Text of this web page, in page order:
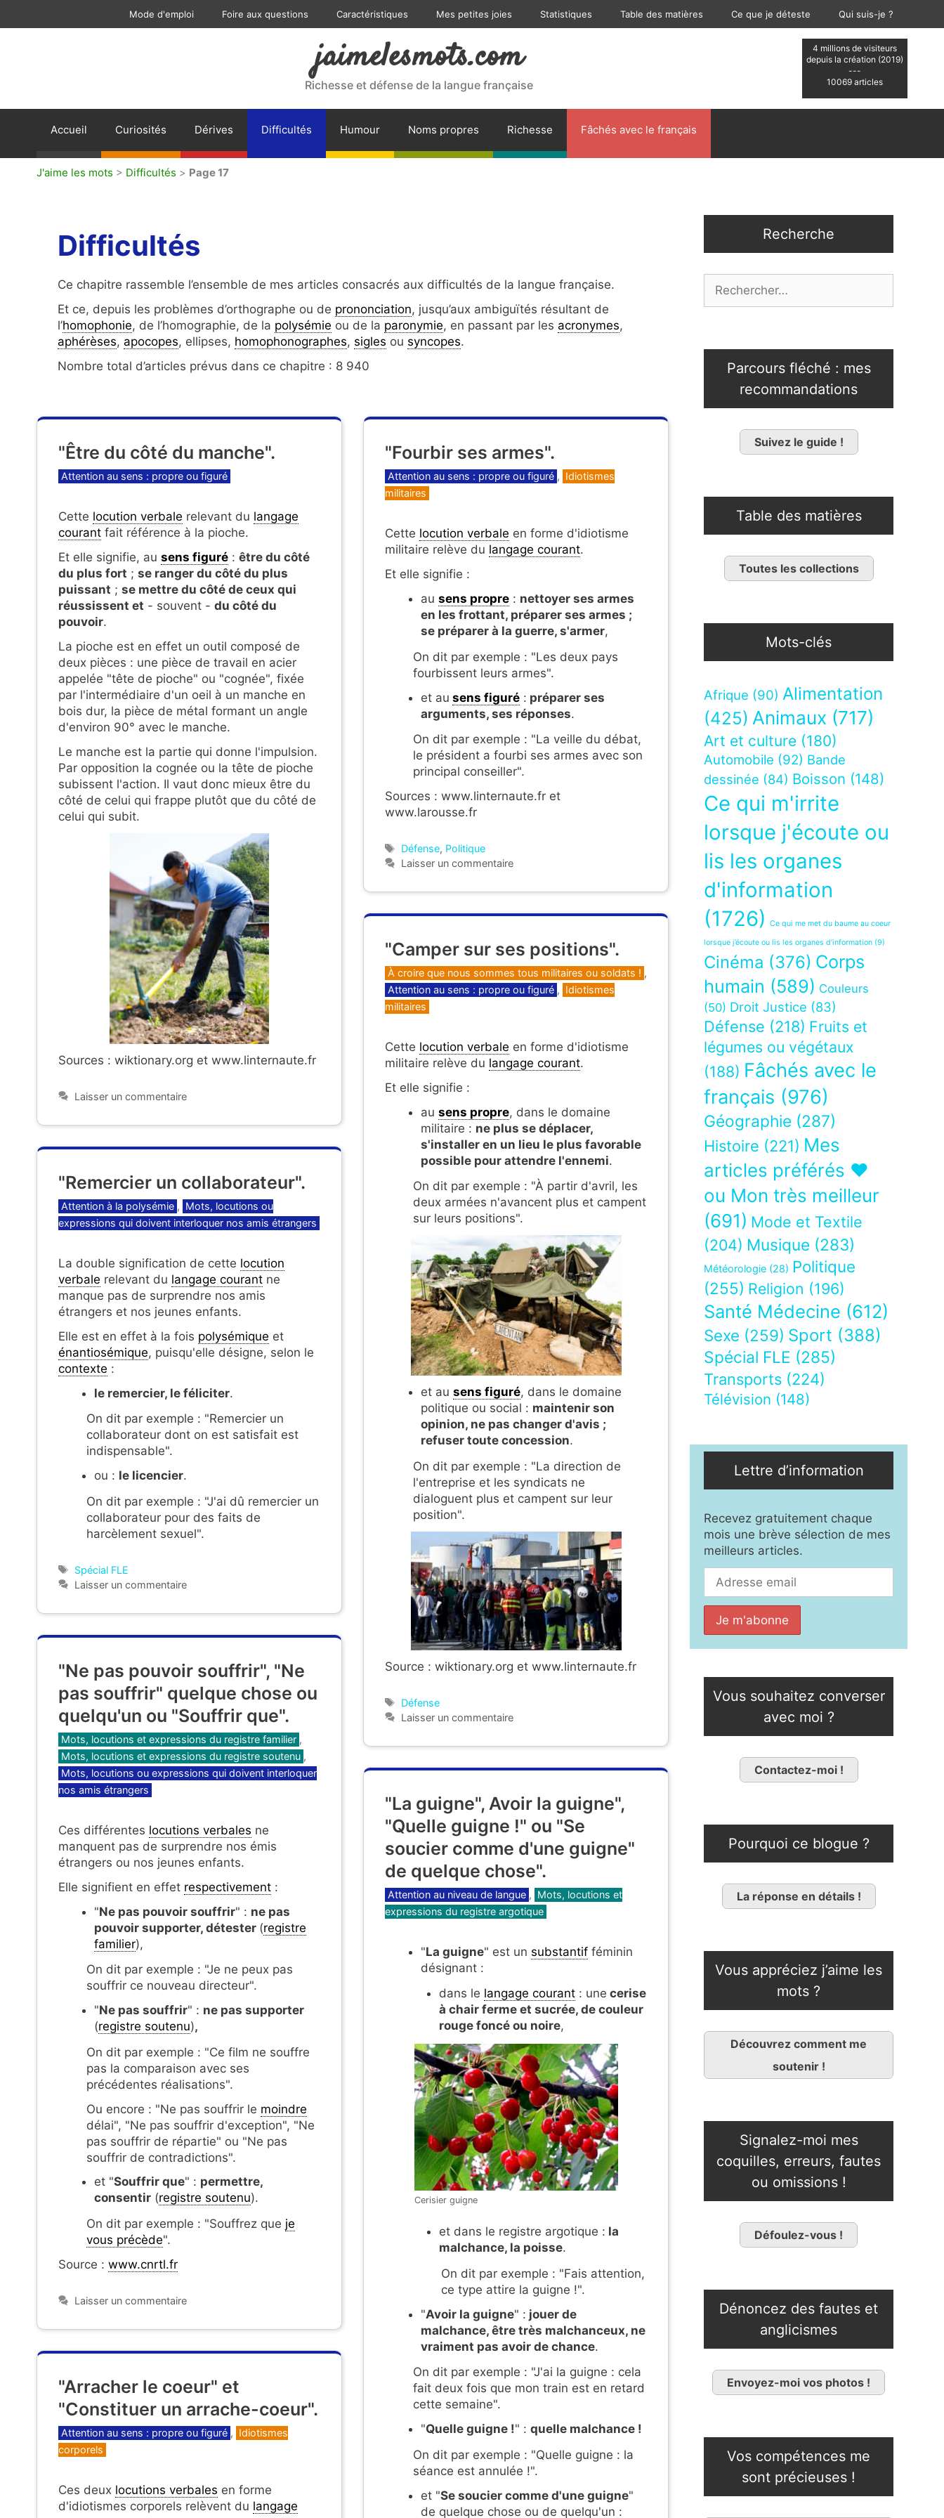
Mode d'emploi Foire aux questions Caractéristiques Mes petites joies Statistiques Table des matières Ce que je déteste Qui suis-je ?
4 millions de visiteurs
depuis la création (2019)
---
10069 articles
jaimelesmots.com
Richesse et défense de la langue française
Accueil Curiosités Dérives Difficultés Humour Noms propres Richesse Fâchés avec le français
J'aime les mots > Difficultés > Page 17
Difficultés
Ce chapitre rassemble l’ensemble de mes articles consacrés aux difficultés de la langue française.
Et ce, depuis les problèmes d’orthographe ou de prononciation, jusqu’aux ambiguïtés résultant de
l’homophonie, de l’homographie, de la polysémie ou de la paronymie, en passant par les acronymes,
aphérèses, apocopes, ellipses, homophonographes, sigles ou syncopes.
Nombre total d’articles prévus dans ce chapitre : 8 940
"Être du côté du manche".
Catégories
Attention au sens : propre ou figuré
Cette locution verbale relevant du langage
courant fait référence à la pioche.
Et elle signifie, au sens figuré : être du côté
du plus fort ; se ranger du côté du plus
puissant ; se mettre du côté de ceux qui
réussissent et - souvent - du côté du
pouvoir.
La pioche est en effet un outil composé de
deux pièces : une pièce de travail en acier
appelée "tête de pioche" ou "cognée", fixée
par l'intermédiaire d'un oeil à un manche en
bois dur, la pièce de métal formant un angle
d'environ 90° avec le manche.
Le manche est la partie qui donne l'impulsion.
Par opposition la cognée ou la tête de pioche
subissent l'action. Il vaut donc mieux être du
côté de celui qui frappe plutôt que du côté de
celui qui subit.
Sources : wiktionary.org et www.linternaute.fr
Laisser un commentaire
"Fourbir ses armes".
Catégories
Attention au sens : propre ou figuré , Idiotismes
militaires
Cette locution verbale en forme d'idiotisme
militaire relève du langage courant.
Et elle signifie :
au sens propre : nettoyer ses armes
en les frottant, préparer ses armes ;
se préparer à la guerre, s'armer,
On dit par exemple : "Les deux pays
fourbissent leurs armes".
et au sens figuré : préparer ses
arguments, ses réponses.
On dit par exemple : "La veille du débat,
le président a fourbi ses armes avec son
principal conseiller".
Sources : www.linternaute.fr et
www.larousse.fr
Étiquettes
Défense, Politique
Laisser un commentaire
"Camper sur ses positions".
Catégories
À croire que nous sommes tous militaires ou soldats ! ,
Attention au sens : propre ou figuré , Idiotismes
militaires
Cette locution verbale en forme d'idiotisme
militaire relève du langage courant.
Et elle signifie :
au sens propre, dans le domaine
militaire : ne plus se déplacer,
s'installer en un lieu le plus favorable
possible pour attendre l'ennemi.
On dit par exemple : "À partir d'avril, les
deux armées n'avancent plus et campent
sur leurs positions".
et au sens figuré, dans le domaine
politique ou social : maintenir son
opinion, ne pas changer d'avis ;
refuser toute concession.
On dit par exemple : "La direction de
l'entreprise et les syndicats ne
dialoguent plus et campent sur leur
position".
Source : wiktionary.org et www.linternaute.fr
Étiquettes
Défense
Laisser un commentaire
"Remercier un collaborateur".
Catégories
Attention à la polysémie , Mots, locutions ou
expressions qui doivent interloquer nos amis étrangers
La double signification de cette locution
verbale relevant du langage courant ne
manque pas de surprendre nos amis
étrangers et nos jeunes enfants.
Elle est en effet à la fois polysémique et
énantiosémique, puisqu'elle désigne, selon le
contexte :
le remercier, le féliciter.
On dit par exemple : "Remercier un
collaborateur dont on est satisfait est
indispensable".
ou : le licencier.
On dit par exemple : "J'ai dû remercier un
collaborateur pour des faits de
harcèlement sexuel".
Étiquettes
Spécial FLE
Laisser un commentaire
"Ne pas pouvoir souffrir", "Ne
pas souffrir" quelque chose ou
quelqu'un ou "Souffrir que".
Catégories
Mots, locutions et expressions du registre familier ,
Mots, locutions et expressions du registre soutenu ,
Mots, locutions ou expressions qui doivent interloquer
nos amis étrangers
Ces différentes locutions verbales ne
manquent pas de surprendre nos émis
étrangers ou nos jeunes enfants.
Elle signifient en effet respectivement :
"Ne pas pouvoir souffrir" : ne pas
pouvoir supporter, détester (registre
familier),
On dit par exemple : "Je ne peux pas
souffrir ce nouveau directeur".
"Ne pas souffrir" : ne pas supporter
(registre soutenu),
On dit par exemple : "Ce film ne souffre
pas la comparaison avec ses
précédentes réalisations".
Ou encore : "Ne pas souffrir le moindre
délai", "Ne pas souffrir d'exception", "Ne
pas souffrir de répartie" ou "Ne pas
souffrir de contradictions".
et "Souffrir que" : permettre,
consentir (registre soutenu).
On dit par exemple : "Souffrez que je
vous précède".
Source : www.cnrtl.fr
Laisser un commentaire
"La guigne", Avoir la guigne",
"Quelle guigne !" ou "Se
soucier comme d'une guigne"
de quelque chose".
Catégories
Attention au niveau de langue , Mots, locutions et
expressions du registre argotique
"La guigne" est un substantif féminin
désignant :
dans le langage courant: une cerise
à chair ferme et sucrée, de couleur
rouge foncé ou noire,
Cerisier guigne
et dans le registre argotique : la
malchance, la poisse.
On dit par exemple : "Fais attention,
ce type attire la guigne !".
"Avoir la guigne" : jouer de
malchance, être très malchanceux, ne
vraiment pas avoir de chance.
On dit par exemple : "J'ai la guigne : cela
fait deux fois que mon train est en retard
cette semaine".
"Quelle guigne !" : quelle malchance !
On dit par exemple : "Quelle guigne : la
séance est annulée !".
et "Se soucier comme d'une guigne"
de quelque chose ou de quelqu'un :
"Arracher le coeur" et
"Constituer un arrache-coeur".
Catégories
Attention au sens : propre ou figuré , Idiotismes
corporels
Ces deux locutions verbales en forme
d'idiotismes corporels relèvent du langage
Recherche
Parcours fléché : mes
recommandations
Suivez le guide !
Table des matières
Toutes les collections
Mots-clés
Afrique (90) Alimentation
(425) Animaux (717)
Art et culture (180)
Automobile (92) Bande
dessinée (84) Boisson (148)
Ce qui m'irrite
lorsque j'écoute ou
lis les organes
d'information
(1726)
Ce qui me met du baume au coeur
lorsque j’écoute ou lis les organes d’information (9)
Cinéma (376) Corps
humain (589) Couleurs
(50) Droit Justice (83)
Défense (218) Fruits et
légumes ou végétaux
(188) Fâchés avec le
français (976)
Géographie (287)
Histoire (221) Mes
articles préférés ❤
ou Mon très meilleur
(691) Mode et Textile
(204) Musique (283)
Météorologie (28) Politique
(255) Religion (196)
Santé Médecine (612)
Sexe (259) Sport (388)
Spécial FLE (285)
Transports (224)
Télévision (148)
Lettre d’information
Recevez gratuitement chaque
mois une brève sélection de mes
meilleurs articles.
Vous souhaitez converser
avec moi ?
Contactez-moi !
Pourquoi ce blogue ?
La réponse en détails !
Vous appréciez j’aime les
mots ?
Découvrez comment me
soutenir !
Signalez-moi mes
coquilles, erreurs, fautes
ou omissions !
Défoulez-vous !
Dénoncez des fautes et
anglicismes
Envoyez-moi vos photos !
Vos compétences me
sont précieuses !